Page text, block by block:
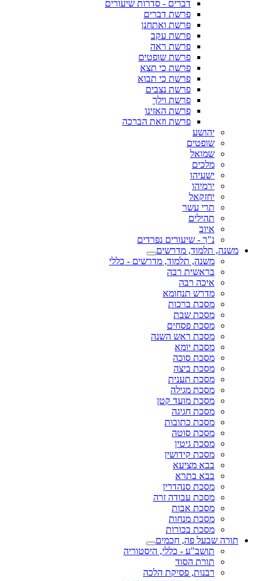
דברים - סדרות שיעורים
פרשת דברים
פרשת ואתחנן
פרשת עקב
פרשת ראה
פרשת שופטים
פרשת כי תצא
פרשת כי תבוא
פרשת נצבים
פרשת וילך
פרשת האזינו
פרשת וזאת הברכה
יהושע
שופטים
שמואל
מלכים
ישעיהו
ירמיהו
יחזקאל
תרי עשר
תהילים
איוב
נ"ך - שיעורים נפרדים
משנה, תלמוד, מדרשים
משנה, תלמוד, מדרשים - כללי
בראשית רבה
איכה רבה
מדרש תנחומא
מסכת ברכות
מסכת שבת
מסכת פסחים
מסכת ראש השנה
מסכת יומא
מסכת סוכה
מסכת ביצה
מסכת תענית
מסכת מגילה
מסכת מועד קטן
מסכת חגיגה
מסכת כתובות
מסכת סוטה
מסכת גיטין
מסכת קידושין
בבא מציעא
בבא בתרא
מסכת סנהדרין
מסכת עבודה זרה
מסכת אבות
מסכת מנחות
מסכת בכורות
תורה שבעל פה, חכמים
תושב"ע - כללי, היסטוריה
תורת הסוד
רבנות, פסיקת הלכה